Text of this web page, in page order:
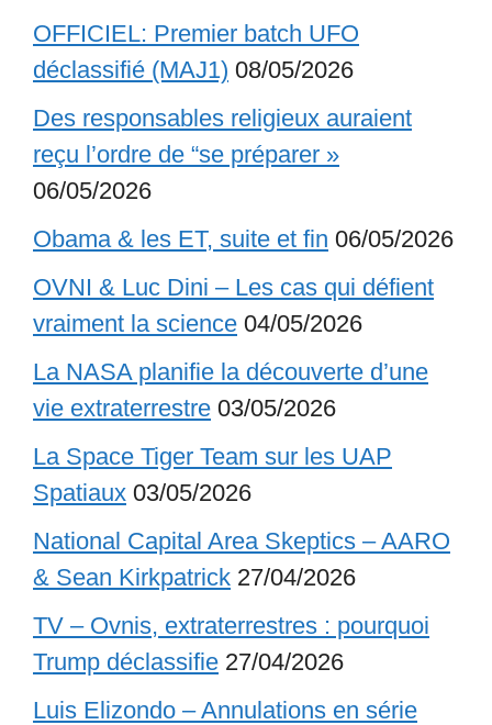
OFFICIEL: Premier batch UFO
déclassifié (MAJ1) 08/05/2026
Des responsables religieux auraient
reçu l’ordre de “se préparer »
06/05/2026
Obama & les ET, suite et fin 06/05/2026
OVNI & Luc Dini – Les cas qui défient
vraiment la science 04/05/2026
La NASA planifie la découverte d’une
vie extraterrestre 03/05/2026
La Space Tiger Team sur les UAP
Spatiaux 03/05/2026
National Capital Area Skeptics – AARO
& Sean Kirkpatrick 27/04/2026
TV – Ovnis, extraterrestres : pourquoi
Trump déclassifie 27/04/2026
Luis Elizondo – Annulations en série